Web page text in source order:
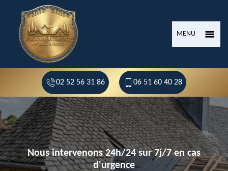
MENU
02 52 56 31 86 06 51 60 40 28
Nous intervenons 24h/24 sur 7j/7 en cas
d'urgence